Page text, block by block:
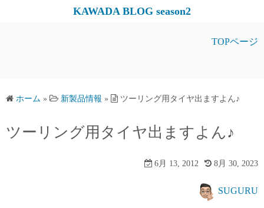
ス
ッ
KAWADA BLOG season2
TOPページ
ホーム » 新製品情報 » ツーリング用タイヤ出ますよん♪
ツーリング用タイヤ出ますよん♪
6月 13, 2012 8月 30, 2023
SUGURU